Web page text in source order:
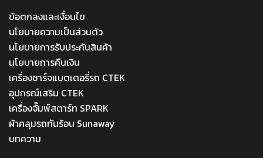
ข้อตกลงและเงื่อนไข
นโยบายความเป็นส่วนตัว
นโยบายการรับประกันสินค้า
นโยบายการคืนเงิน
เครื่องชาร์จแบตเตอรี่รถ CTEK
อุปกรณ์เสริม CTEK
เครื่องจั๊มพ์สตาร์ท SPARK
ผ้าคลุมรถกันร้อน Sunaway
บทความ